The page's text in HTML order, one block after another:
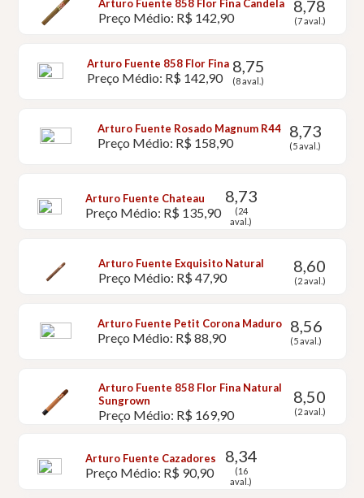
Arturo Fuente 858 Flor Fina Candela
Preço Médio: R$ 142,90
8,78
(7 aval.)
Arturo Fuente 858 Flor Fina
Preço Médio: R$ 142,90
8,75
(8 aval.)
Arturo Fuente Rosado Magnum R44
Preço Médio: R$ 158,90
8,73
(5 aval.)
Arturo Fuente Chateau
Preço Médio: R$ 135,90
8,73
(24
aval.)
Arturo Fuente Exquisito Natural
Preço Médio: R$ 47,90
8,60
(2 aval.)
Arturo Fuente Petit Corona Maduro
Preço Médio: R$ 88,90
8,56
(5 aval.)
Arturo Fuente 858 Flor Fina Natural
Sungrown
Preço Médio: R$ 169,90
8,50
(2 aval.)
Arturo Fuente Cazadores
Preço Médio: R$ 90,90
8,34
(16
aval.)